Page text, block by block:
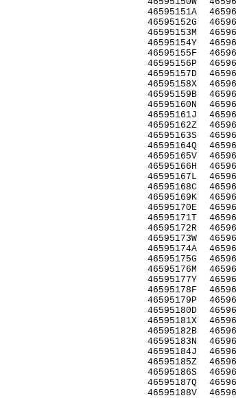
46595151A
46595152G
46595153M
46595154Y
46595155F
46595156P
46595157D
46595158X
46595159B
46595160N
46595161J
46595162Z
46595163S
46595164Q
46595165V
46595166H
46595167L
46595168C
46595169K
46595170E
46595171T
46595172R
46595173W
46595174A
46595175G
46595176M
46595177Y
46595178F
46595179P
46595180D
46595181X
46595182B
46595183N
46595184J
46595185Z
46595186S
46595187Q
46595188V